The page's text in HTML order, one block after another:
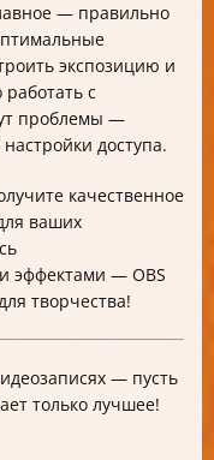
— правильно
экспозицию и
с
проблемы —
доступа.
качественное
ваших
эффектами — OBS
творчества!
— пусть
только лучшее!